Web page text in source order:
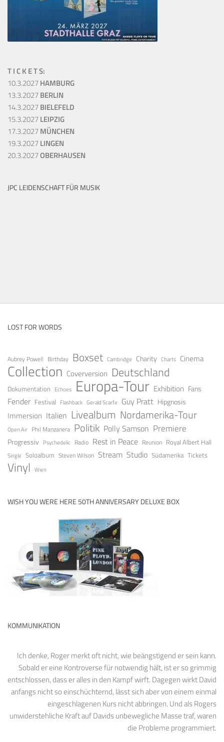
T I C K E T S:
10.3.2027HAMBURG
13.3.2027BERLIN
14.3.2027BIELEFELD
15.3.2027LEIPZIG
17.3.2027MÜNCHEN
19.3.2027LINGEN
20.3.2027OBERHAUSEN
JPC LEIDENSCHAFT FÜR MUSIK
LOST FOR WORDS
Aubrey Powell Birthday Boxset Cambridge Charity Charts Cinema
Collection Coverversion Deutschland
Dokumentation Echoes Europa-Tour Exhibition Fans
Fender Festival Flashback Gerald Scarfe Guy Pratt Hipgnosis
Immersion Italien Livealbum Nordamerika-Tour
Open Air Phil Manzanera Politik Polly Samson Premiere
Progressiv Psychedelic Radio Rest in Peace Reunion Royal Albert Hall
Single Soloalbum Steven Wilson Stream Studio Südamerika Tickets
Vinyl Wien
WISH YOU WERE HERE 50TH ANNIVERSARY DELUXE BOX
KOMMUNIKATION
Ich denke, Roger merkt oft nicht, wie beängstigend er sein kann.
Sobald er eine Kontroverse für notwendig hält, ist er so grimmig
entschlossen, dass er alles in den Kampf wirft. Dagegen wirkt David
anfangs nicht so einschüchternd, lässt sich aber von einem einmal
eingeschlagenen Kurs nicht abbringen. Und als Rogers
unwiderstehliche Kraft auf Davids unbewegliche Masse traf, waren
die Probleme programmiert.